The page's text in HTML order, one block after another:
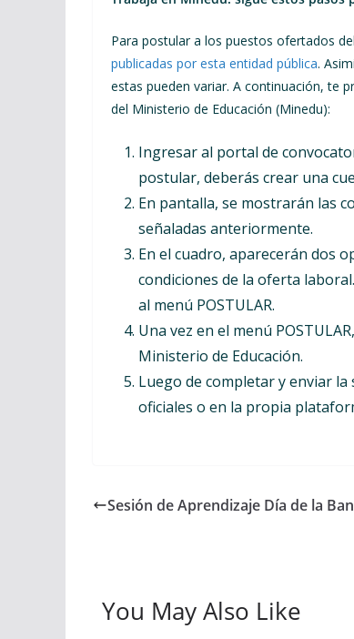
Para postular a los puestos ofertados
publicadas por esta entidad pública.
estas pueden variar. A continuación, te
del Ministerio de Educación (Minedu):
Ingresar al portal de
postular, deberás crear una
En pantalla, se mostrarán las
señaladas anteriormente.
En el cuadro, aparecerán dos
condiciones de la oferta
al menú POSTULAR.
Una vez en el menú
Ministerio de Educación.
Luego de completar y enviar
oficiales o en la propia
Sesión de Aprendizaje Día de la
You May Also Like